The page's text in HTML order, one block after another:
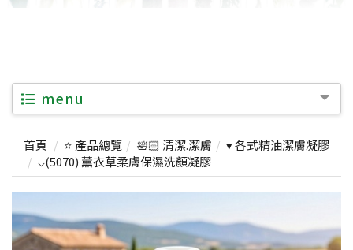
menu
首頁 ⭐ 產品總覽 🛀🏻 清潔.潔膚
▾ 各式精油潔膚凝膠
⌵(5070) 薰衣草柔膚保濕洗顏凝膠